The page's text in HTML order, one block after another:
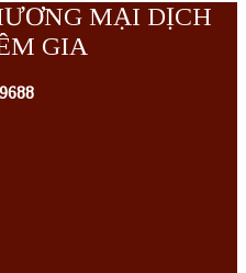
MẠI DỊCH
GIA